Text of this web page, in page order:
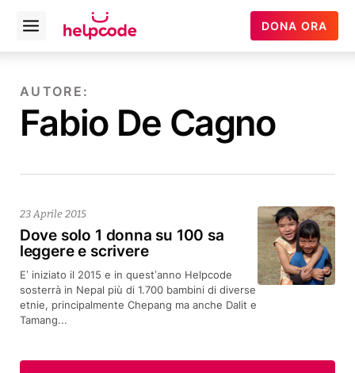
contenuto
Helpcode
Italia
Open
menu
DONA ORA
AUTORE:
Fabio De Cagno
Dove solo 1 donna su 100 sa
leggere e scrivere
23 Aprile 2015
E’ iniziato il 2015 e in quest’anno Helpcode
sosterrà in Nepal più di 1.700 bambini di diverse
etnie, principalmente Chepang ma anche Dalit e
Tamang...